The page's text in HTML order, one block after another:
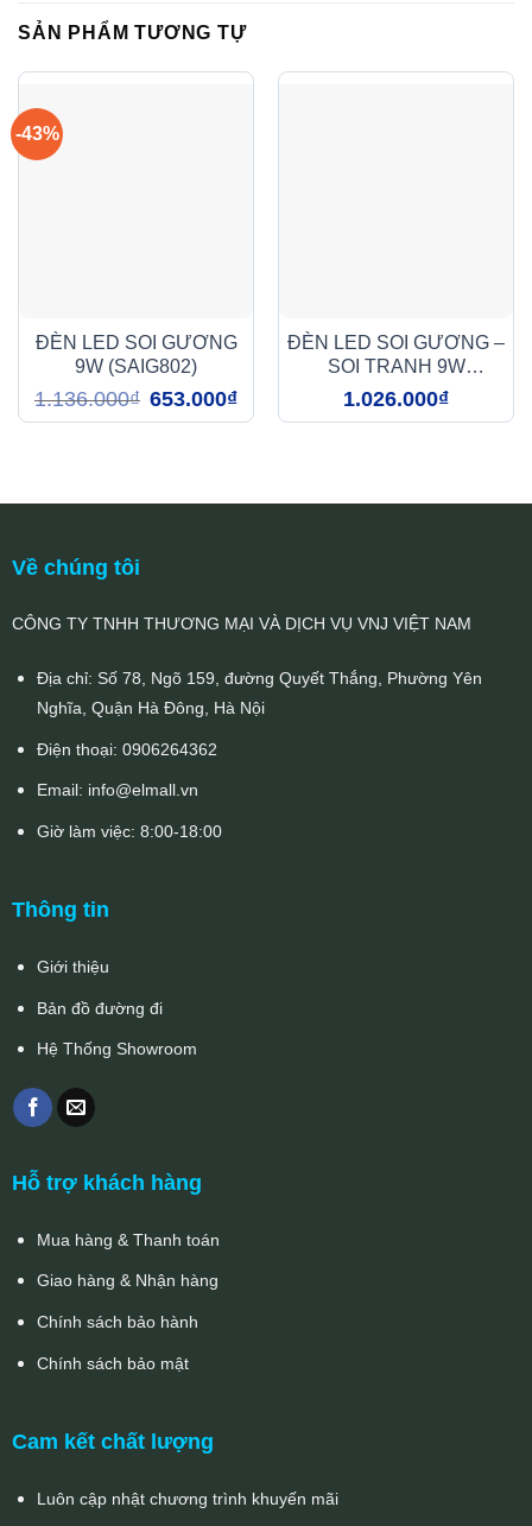
SẢN PHẨM TƯƠNG TỰ
-43%
ĐÈN LED SOI GƯƠNG
9W (SAIG802)
1.136.000₫ Giá
gốc
là:
653.000₫Giá
tại
ĐÈN LED SOI GƯƠNG –
SOI TRANH 9W
(SAIG801)
1.026.000₫
Về chúng tôi
CÔNG TY TNHH THƯƠNG MẠI VÀ DỊCH VỤ VNJ VIỆT NAM
Địa chỉ: Số 78, Ngõ 159, đường Quyết Thắng, Phường Yên
Nghĩa, Quận Hà Đông, Hà Nội
Điện thoại: 0906264362
Email: info@elmall.vn
Giờ làm việc: 8:00-18:00
Thông tin
Giới thiệu
Bản đồ đường đi
Hệ Thống Showroom
Hỗ trợ khách hàng
Mua hàng & Thanh toán
Giao hàng & Nhận hàng
Chính sách bảo hành
Chính sách bảo mật
Cam kết chất lượng
Luôn cập nhật chương trình khuyến mãi